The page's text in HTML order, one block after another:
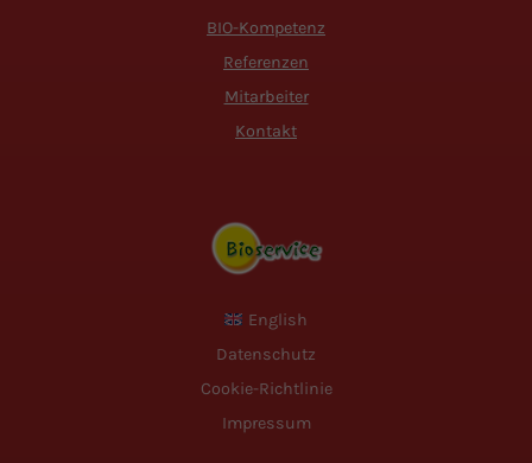
BIO-Kompetenz
Referenzen
Mitarbeiter
Kontakt
English
Datenschutz
Cookie-Richtlinie
Impressum